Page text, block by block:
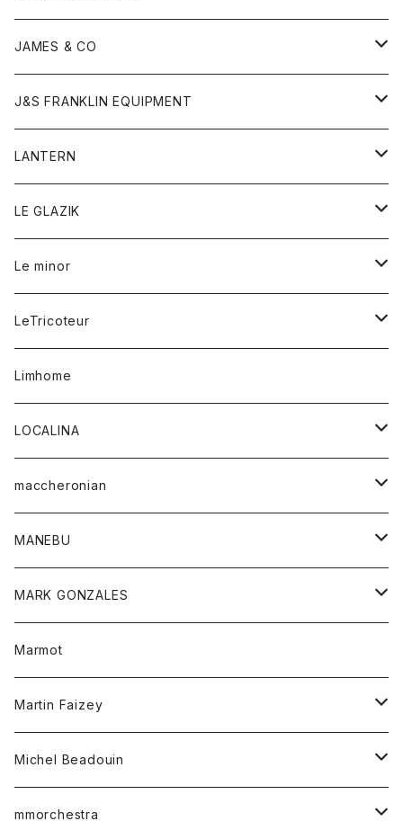
フリース
マフラー
リング
アンダーウェア
靴
バンダナ
トップス
カーディガン
ジャケット
タンクトップ
Tシャツ
ベスト
ポロシャツ
ロングスリーブTシャツ
ボトム
オーバーオール
ショートパンツ
レディース
アウター
カーディガン
セーター
チュニック
ロンパース
靴
ストール
トップス
カットソー
シャツ
ボトム
オーバーオール
ショートパンツ
レディース
オーバーオール
シャツ
ワンピース
ワンピース
キッズ
トレーナー
トップス
Gジャケット
スウェット
帽子
Tシャツ
帽子
JAMES & CO
ボトム
J&S FRANKLIN EQUIPMENT
アウター
LANTERN
アウター
Tシャツ
LE GLAZIK
レディース
コート
シャツ
ワンピース
Tシャツ
Le minor
ボトム
スカート
パンツ
レディース
アウター
カットソー
トップス
シャツ
LeTricoteur
カーディガン
Limhome
LOCALINA
ロングスリーブテーシャツ
maccheronian
靴
MANEBU
靴
MARK GONZALES
トップス
Tシャツ
Marmot
Martin Faizey
ベルト
Michel Beadouin
トップス
mmorchestra